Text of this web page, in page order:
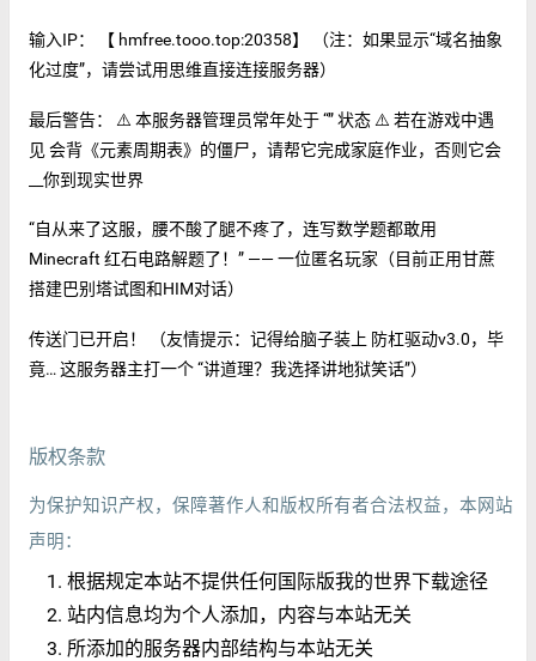
输入IP： 【 hmfree.tooo.top:20358】 （注：如果显示“域名抽象
化过度”，请尝试用思维直接连接服务器）
最后警告： ⚠️ 本服务器管理员常年处于 “” 状态 ⚠️ 若在游戏中遇
见 会背《元素周期表》的僵尸，请帮它完成家庭作业，否则它会
__你到现实世界
“自从来了这服，腰不酸了腿不疼了，连写数学题都敢用
Minecraft 红石电路解题了！” —— 一位匿名玩家（目前正用甘蔗
搭建巴别塔试图和HIM对话）
传送门已开启！ （友情提示：记得给脑子装上 防杠驱动v3.0，毕
竟… 这服务器主打一个 “讲道理？我选择讲地狱笑话”）
版权条款
为保护知识产权，保障著作人和版权所有者合法权益，本网站
声明：
根据规定本站不提供任何国际版我的世界下载途径
站内信息均为个人添加，内容与本站无关
所添加的服务器内部结构与本站无关